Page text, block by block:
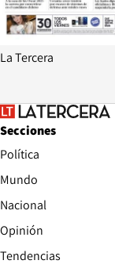
La Tercera
Secciones
Política
Mundo
Nacional
Opinión
Tendencias